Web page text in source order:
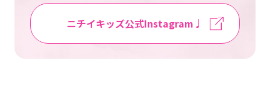
ニチイキッズ公式Instagram♩